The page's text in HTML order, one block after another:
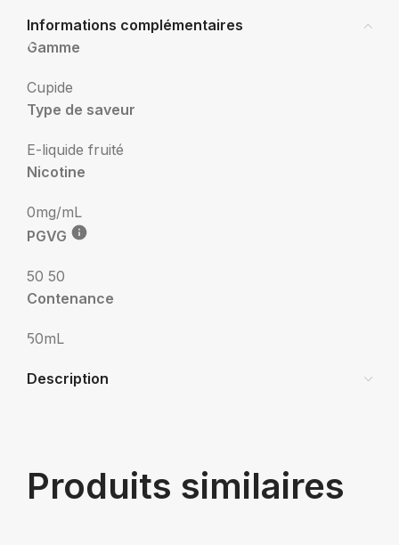
Informations complémentaires
Gamme
Cupide
Type de saveur
E-liquide fruité
Nicotine
0mg/mL
PGVG
50 50
Contenance
50mL
Description
Produits similaires